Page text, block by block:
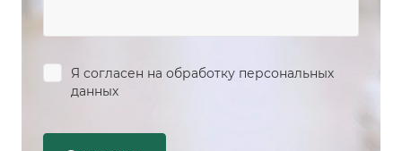
Я согласен на обработку персональных
данных